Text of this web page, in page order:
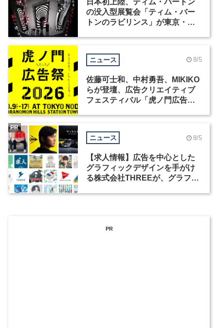
の没入型展覧会「ティム・バー
トンのラビリンス」が東京・豊
ニュース 8/5
佐藤可士和、中村勇吾、MIKIKO
らが登壇、広告クリエイティブ
フェスティバル「虎ノ門広告
ニュース 8/5
【求人情報】広告を中心とした
グラフィックデザインを手がけ
る株式会社THREEが、グラフィ
PR
PR